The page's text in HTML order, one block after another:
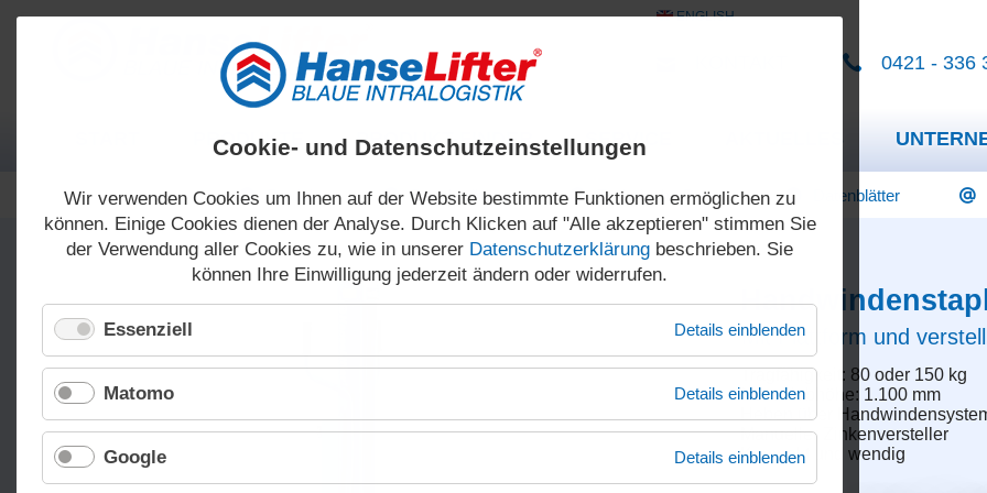
Cookie- und Datenschutzeinstellungen
Wir verwenden Cookies um Ihnen auf der Website bestimmte Funktionen ermöglichen zu
können. Einige Cookies dienen der Analyse. Durch Klicken auf "Alle akzeptieren" stimmen Sie
der Verwendung aller Cookies zu, wie in unserer Datenschutzerklärung beschrieben. Sie
können Ihre Einwilligung jederzeit ändern oder widerrufen.
Essenziell Details einblenden
Matomo Details einblenden
Google Details einblenden
ENGLISH
0421 - 336
PRODUKTE
Elektrohubwagen Hochhubwagen
Scherenhubwagen Stationäre Hubtische Mobile Hubtischwagen Fasshandling
PRODUKT-FINDER SERVICE
Mietstapler
Gebrauchtstapler
Ersatzteilservice
Technischer Support
Technische Schulungen
Ausbildung zum Staplerfahrer
Über uns
Qualität
Produkt Beschreibung Technische Daten Datenblätter
Mit Plattform und
Tragfähigkeit: 80 oder 150 kg
Max. Hubhöhe: 1.100 mm
Heben über
Manueller Zinkenversteller
Kompakt und wendig